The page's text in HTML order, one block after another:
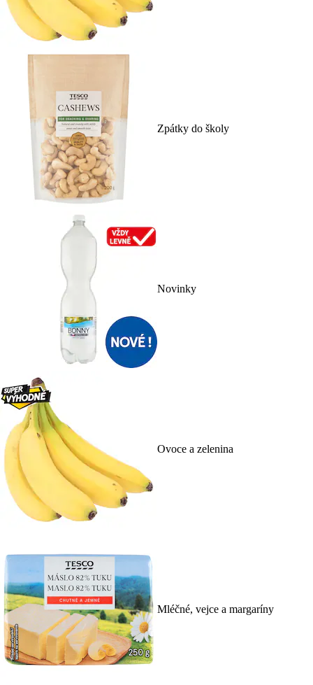
Zpátky do školy
Novinky
Ovoce a zelenina
Mléčné, vejce a margaríny